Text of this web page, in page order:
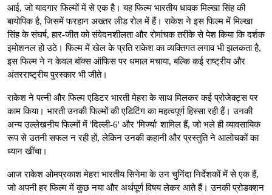
आई, जो यादगार फिल्मों में से एक है। यह फिल्म भारतीय धावक मिल्खा सिंह की
बायोपिक है, जिसमें फरहान अख्तर लीड रोल में हैं। राकेश ने इस फिल्म में मिल्खा
सिंह के संघर्ष, हार-जीत को संवेदनशीलता और रोमांचक तरीके से पेश किया कि दर्शक
इमोशनल हो उठे। फिल्म में खेल के प्रति राकेश का व्यक्तिगत लगाव भी झलकता है,
इस फिल्म ने न केवल बॉक्स ऑफिस पर धमाल मचाया, बल्कि कई राष्ट्रीय और
अंतरराष्ट्रीय पुरस्कार भी जीते।
राकेश ने पत्नी और फिल्म एडिटर भारती मेहरा के साथ मिलकर कई प्रोजेक्ट्स पर
काम किया। भारती उनकी फिल्मों की एडिटिंग का महत्वपूर्ण हिस्सा रही हैं। उनकी
अन्य उल्लेखनीय फिल्मों में 'दिल्ली-6' और 'मिर्ज्या' शामिल हैं, जो भले ही व्यावसायिक
रूप से उतनी सफल न रही हों, लेकिन उनकी कहानी और प्रस्तुति ने आलोचकों का
ध्यान खींचा।
आज राकेश ओमप्रकाश मेहरा भारतीय सिनेमा के उन चुनिंदा निर्देशकों में से एक हैं,
जो अपनी हर फिल्म में कुछ नया और अर्थपूर्ण विषय लेकर आते हैं। उनकी प्रोडक्शन